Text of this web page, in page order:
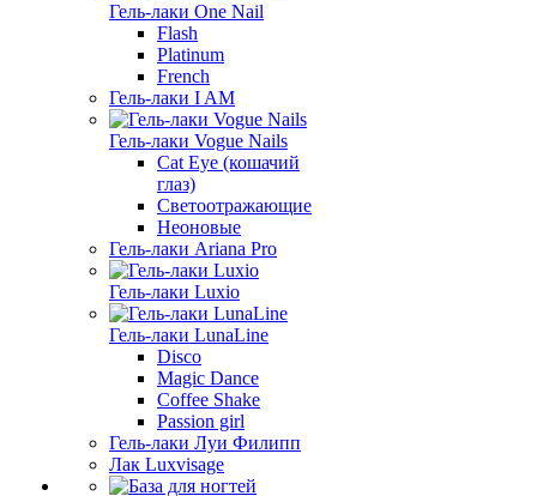
Гель-лаки One Nail
Flash
Platinum
French
Гель-лаки I AM
Гель-лаки Vogue Nails
Cat Eye (кошачий
глаз)
Светоотражающие
Неоновые
Гель-лаки Ariana Pro
Гель-лаки Luxio
Гель-лаки LunaLine
Disco
Magic Dance
Coffee Shake
Passion girl
Гель-лаки Луи Филипп
Лак Luxvisage